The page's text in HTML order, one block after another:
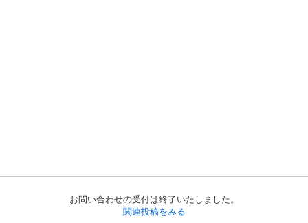
お問い合わせの受付は終了いたしました。
関連投稿をみる